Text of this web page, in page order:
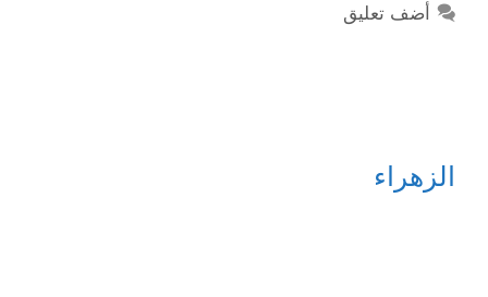
أضف تعليق
الزهراء